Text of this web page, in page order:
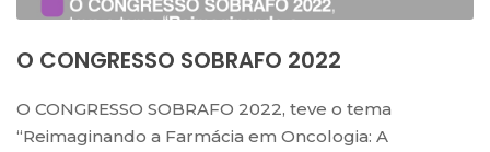
O CONGRESSO SOBRAFO 2022
O CONGRESSO SOBRAFO 2022, teve o tema
“Reimaginando a Farmácia em Oncologia: A